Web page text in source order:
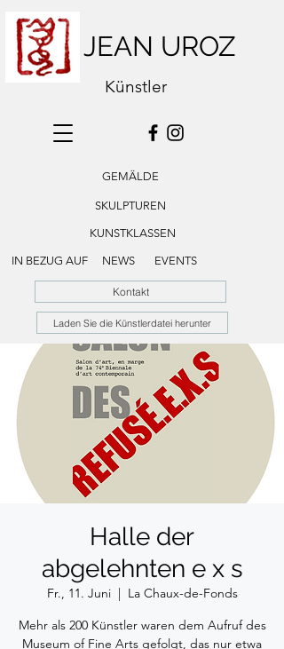
JEAN UROZ
Künstler
Kontakt
Laden Sie die Künstlerdatei herunter
SKULPTUREN
GEMÄLDE
EVENTS
IN BEZUG AUF
KUNSTKLASSEN
NEWS
Halle der
abgelehnten e x s
Fr., 11. Juni
  |
La Chaux-de-Fonds
Mehr als 200 Künstler waren dem Aufruf des
Museum of Fine Arts gefolgt, das nur etwa